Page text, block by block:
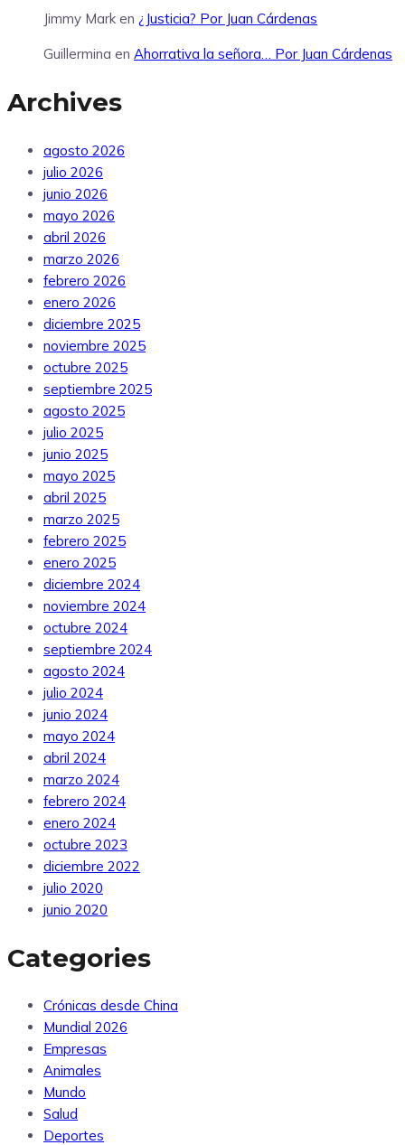
Jimmy Mark en ¿Justicia? Por Juan Cárdenas
Guillermina en Ahorrativa la señora… Por Juan Cárdenas
Archives
agosto 2026
julio 2026
junio 2026
mayo 2026
abril 2026
marzo 2026
febrero 2026
enero 2026
diciembre 2025
noviembre 2025
octubre 2025
septiembre 2025
agosto 2025
julio 2025
junio 2025
mayo 2025
abril 2025
marzo 2025
febrero 2025
enero 2025
diciembre 2024
noviembre 2024
octubre 2024
septiembre 2024
agosto 2024
julio 2024
junio 2024
mayo 2024
abril 2024
marzo 2024
febrero 2024
enero 2024
octubre 2023
diciembre 2022
julio 2020
junio 2020
Categories
Crónicas desde China
Mundial 2026
Empresas
Animales
Mundo
Salud
Deportes